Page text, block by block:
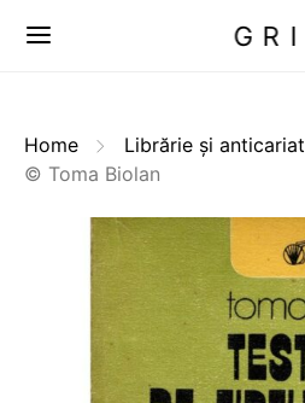
GRI
Home Librărie și anticariat
© Toma Biolan